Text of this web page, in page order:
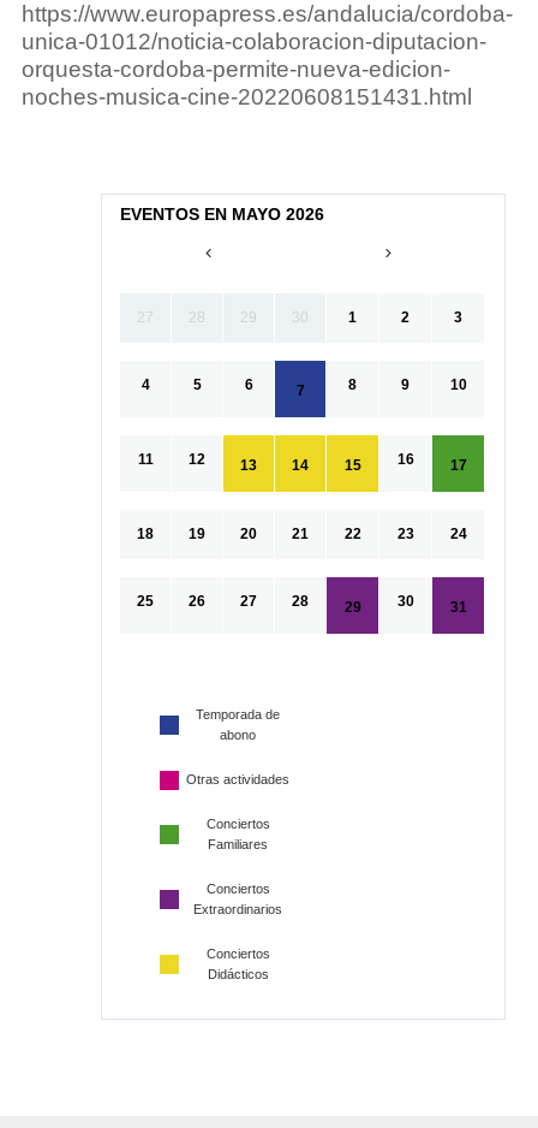
https://www.europapress.es/andalucia/cordoba-
unica-01012/noticia-colaboracion-diputacion-
orquesta-cordoba-permite-nueva-edicion-
noches-musica-cine-20220608151431.html
EVENTOS EN MAYO 2026
27 28 29 30 1 2 3
4 5 6 7 8 9 10
11 12 13 14 15 16 17
18 19 20 21 22 23 24
25 26 27 28 29 30 31
Temporada de
abono
Otras actividades
Conciertos
Familiares
Conciertos
Extraordinarios
Conciertos
Didácticos